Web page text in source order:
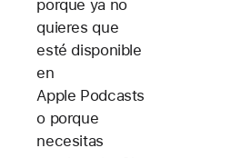
porque ya no
quieres que
esté disponible
en
Apple Podcasts
o porque
necesitas